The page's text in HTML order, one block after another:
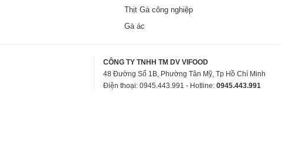
Thịt Gà công nghiệp
Gà ác
CÔNG TY TNHH TM DV VIFOOD
48 Đường Số 1B, Phường Tân Mỹ, Tp Hồ Chí Minh
Điện thoại: 0945.443.991 - Hotline: 0945.443.991